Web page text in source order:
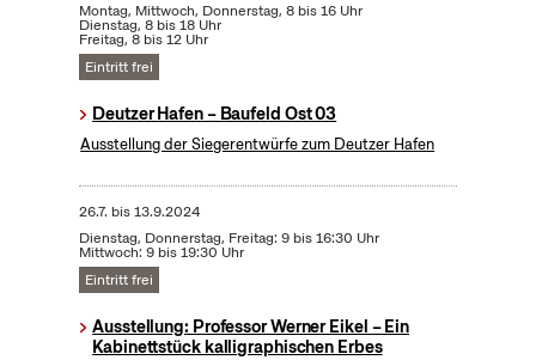
Montag, Mittwoch, Donnerstag, 8 bis 16 Uhr
Dienstag, 8 bis 18 Uhr
Freitag, 8 bis 12 Uhr
Eintritt frei
Deutzer Hafen – Baufeld Ost 03
Ausstellung der Siegerentwürfe zum Deutzer Hafen
26.7. bis13.9.2024
Dienstag, Donnerstag, Freitag: 9 bis 16:30 Uhr
Mittwoch: 9 bis 19:30 Uhr
Eintritt frei
Ausstellung: Professor Werner Eikel – Ein
Kabinettstück kalligraphischen Erbes